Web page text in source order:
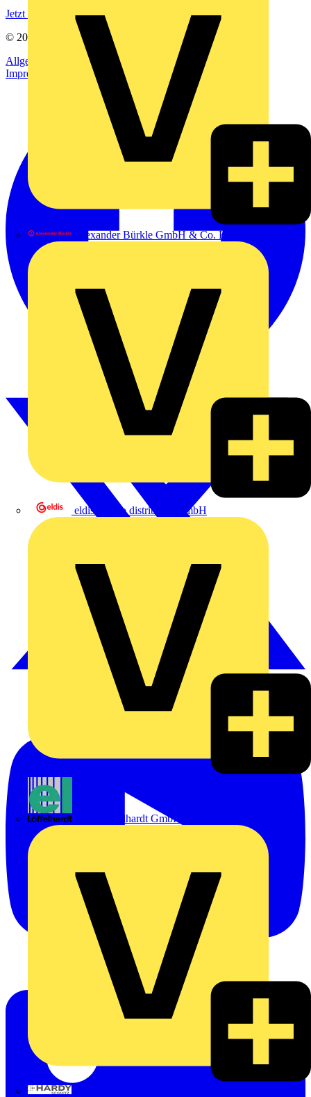
Alexander Bürkle GmbH & Co. KG
eldis electro distributor GmbH
Emil Löffelhardt GmbH & Co. KG
Jetzt registrieren
© 2002-
Voltimum
Allgemeine Geschäftsbedingungen
Datenschutzerklärung
Impressum